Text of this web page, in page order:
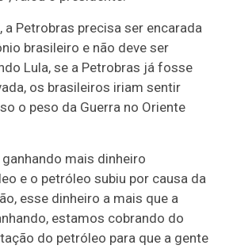
a Petrobras precisa ser encarada
brasileiro e não deve ser
Lula, se a Petrobras já fosse
os brasileiros iriam sentir
o peso da Guerra no Oriente
mais dinheiro
e o petróleo subiu por causa da
esse dinheiro a mais que a
estamos cobrando do
do petróleo para que a gente